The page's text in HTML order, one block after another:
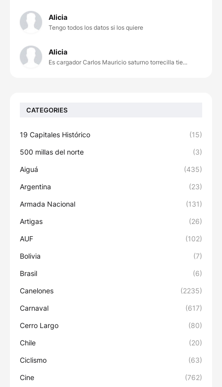
Alicia
Tengo todos los datos si los quiere
Alicia
Es cargador Carlos Mauricio saturno torrecilla tie...
CATEGORIES
19 Capitales Histórico (15)
500 millas del norte (3)
Aiguá (435)
Argentina (23)
Armada Nacional (131)
Artigas (26)
AUF (102)
Bolivia (7)
Brasil (6)
Canelones (2235)
Carnaval (617)
Cerro Largo (80)
Chile (20)
Ciclismo (63)
Cine (762)